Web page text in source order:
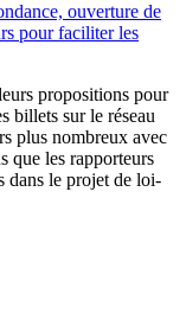
ouverture de
pour faciliter les
propositions pour
billets sur le réseau
plus nombreux avec
que les rapporteurs
dans le projet de loi-